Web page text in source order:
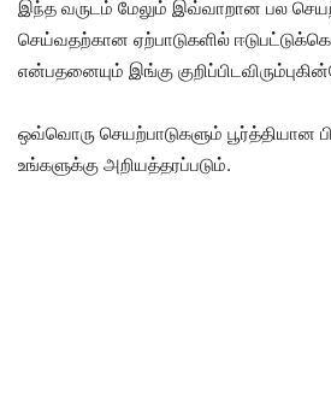
இந்த வருடம் மேலும் இவ்வாறான பல
செய்வதற்கான ஏற்பாடுகளில்
என்பதனையும் இங்கு
ஒவ்வொரு செயற்பாடுகளும் பூர்த்தியான
உங்களுக்கு அறியத்தரப்படும்.